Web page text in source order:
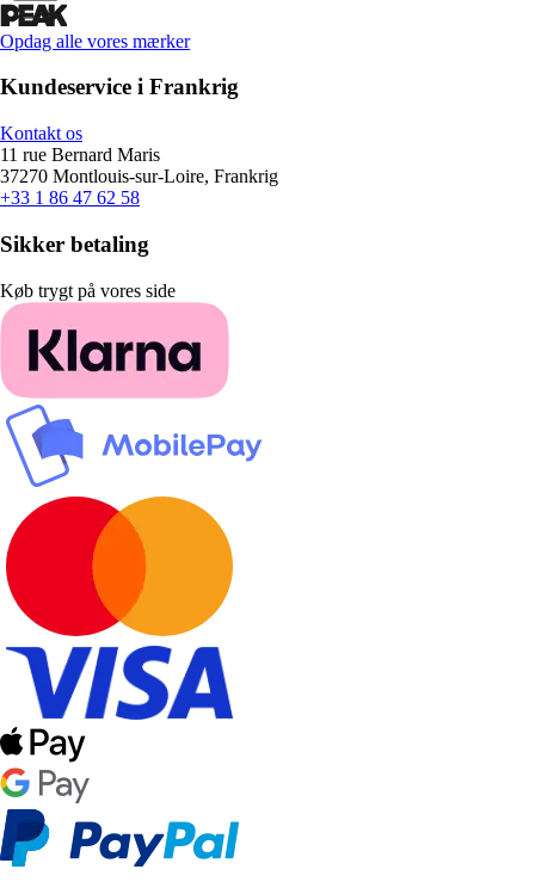
Opdag alle vores mærker
Kundeservice i Frankrig
Kontakt os
11 rue Bernard Maris
37270 Montlouis-sur-Loire, Frankrig
+33 1 86 47 62 58
Sikker betaling
Køb trygt på vores side